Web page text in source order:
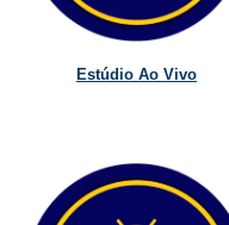
Estúdio Ao Vivo